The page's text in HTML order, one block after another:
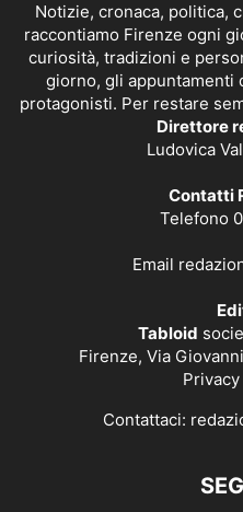
Notizie, cronaca, politica,
raccontiamo Firenze ogni
curiosità, tradizioni e
giorno, gli appuntamenti
protagonisti. Per restare
Direttore
Ludovica
Contatti
Telefono
Email
Tabloid
Firenze, Via
Contattaci: